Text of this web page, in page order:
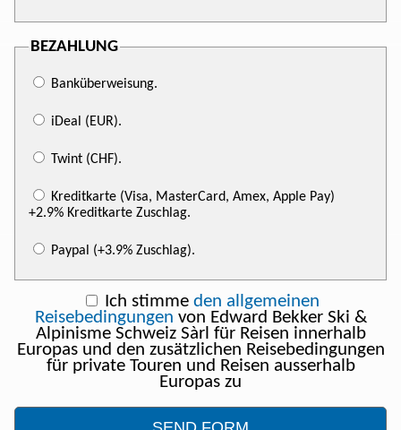
BEZAHLUNG
Banküberweisung.
iDeal (EUR).
Twint (CHF).
+2.9% Kreditkarte Zuschlag.
Paypal (+3.9% Zuschlag).
Ich stimme den allgemeinen
Reisebedingungen von Edward Bekker Ski &
Alpinisme Schweiz Sàrl für Reisen innerhalb
Europas und den zusätzlichen Reisebedingungen
für private Touren und Reisen ausserhalb
Europas zu